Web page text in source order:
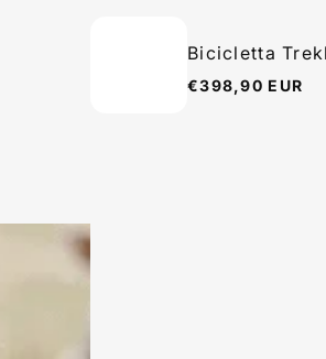
Bicicletta
Prezzo
€398,90 EUR